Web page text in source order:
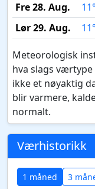
Fre 28. Aug.
11°
Lør 29. Aug.
11°
Meteorologisk
hva slags værtype
ikke et nøyaktig
blir varmere,
normalt.
Værhistorikk
1 måned 3